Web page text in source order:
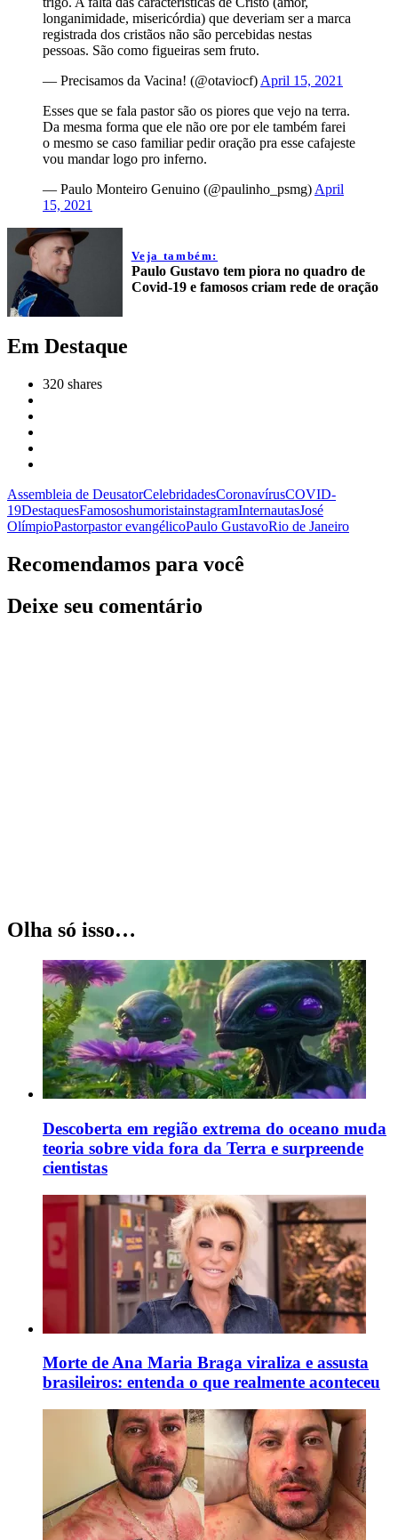
longanimidade, misericórdia) que deveriam ser a marca
registrada dos cristãos não são percebidas nestas
pessoas. São como figueiras sem fruto.
— Precisamos da Vacina! (@otaviocf) April 15, 2021
Esses que se fala pastor são os piores que vejo na terra.
Da mesma forma que ele não ore por ele também farei
o mesmo se caso familiar pedir oração pra esse cafajeste
vou mandar logo pro inferno.
— Paulo Monteiro Genuino (@paulinho_psmg) April
15, 2021
Veja também:
Paulo Gustavo tem piora no quadro de
Covid-19 e famosos criam rede de oração
Em Destaque
320 shares
Assembleia de DeusatorCelebridadesCoronavírusCOVID-
19DestaquesFamososhumoristainstagramInternautasJosé
OlímpioPastorpastor evangélicoPaulo GustavoRio de Janeiro
Recomendamos para você
Deixe seu comentário
Olha só isso…
Descoberta em região extrema do oceano muda
teoria sobre vida fora da Terra e surpreende
cientistas
Morte de Ana Maria Braga viraliza e assusta
brasileiros: entenda o que realmente aconteceu